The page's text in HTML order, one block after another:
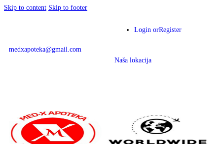
Skip to content Skip to footer
medxapoteka@gmail.com
Login orRegister
Naša lokacija